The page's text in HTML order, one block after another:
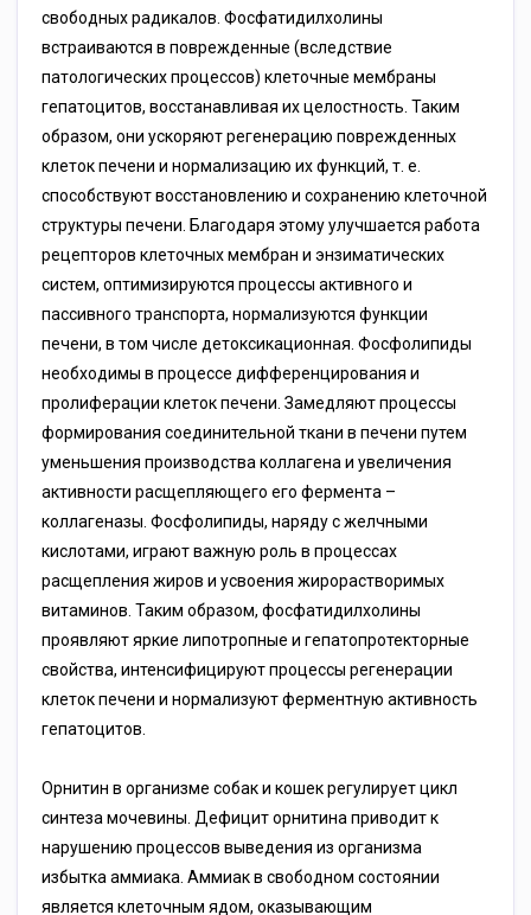
свободных радикалов. Фосфатидилхолины
встраиваются в поврежденные (вследствие
патологических процессов) клеточные мембраны
гепатоцитов, восстанавливая их целостность. Таким
образом, они ускоряют регенерацию поврежденных
клеток печени и нормализацию их функций, т. е.
способствуют восстановлению и сохранению клеточной
структуры печени. Благодаря этому улучшается работа
рецепторов клеточных мембран и энзиматических
систем, оптимизируются процессы активного и
пассивного транспорта, нормализуются функции
печени, в том числе детоксикационная. Фосфолипиды
необходимы в процессе дифференцирования и
пролиферации клеток печени. Замедляют процессы
формирования соединительной ткани в печени путем
уменьшения производства коллагена и увеличения
активности расщепляющего его фермента –
коллагеназы. Фосфолипиды, наряду с желчными
кислотами, играют важную роль в процессах
расщепления жиров и усвоения жирорастворимых
витаминов. Таким образом, фосфатидилхолины
проявляют яркие липотропные и гепатопротекторные
свойства, интенсифицируют процессы регенерации
клеток печени и нормализуют ферментную активность
гепатоцитов.
Орнитин в организме собак и кошек регулирует цикл
синтеза мочевины. Дефицит орнитина приводит к
нарушению процессов выведения из организма
избытка аммиака. Аммиак в свободном состоянии
является клеточным ядом, оказывающим